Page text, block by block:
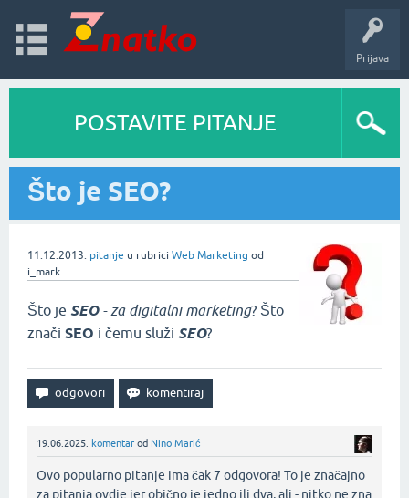
Prijava
POSTAVITE PITANJE
Što je SEO?
11.12.2013. pitanje u rubrici Web Marketing od
i_mark
Što je SEO- za digitalni marketing? Što
znači SEO i čemu služi SEO?
19.06.2025. komentar od Nino Marić
Ovo popularno pitanje ima čak 7 odgovora! To je značajno
za pitanja ovdje jer obično je jedno ili dva, ali - nitko ne zna